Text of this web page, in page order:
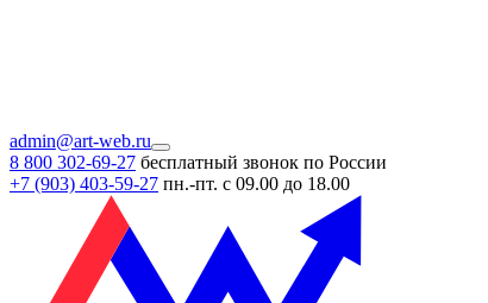
admin@art-web.ru
8 800 302-69-27 бесплатный звонок по России
+7 (903) 403-59-27 пн.-пт. с 09.00 до 18.00